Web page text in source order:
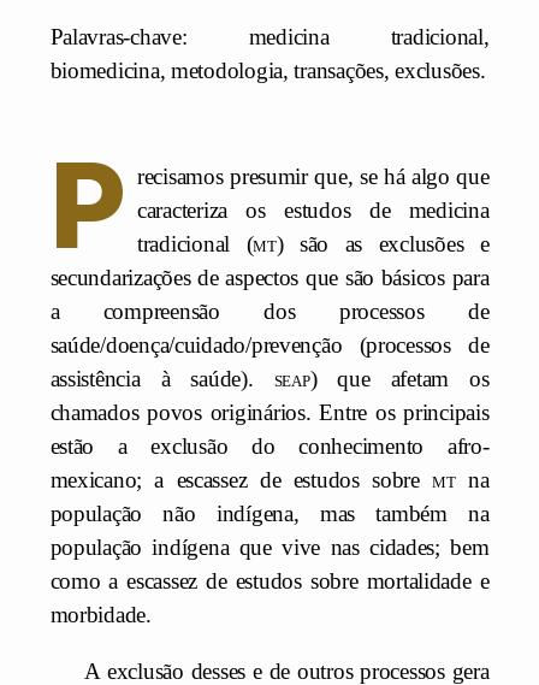
Palavras-chave: medicina tradicional,
biomedicina, metodologia, transações, exclusões.
P recisamos presumir que, se há algo que
caracteriza os estudos de medicina
tradicional (mt) são as exclusões e
secundarizações de aspectos que são básicos para
a compreensão dos processos de
saúde/doença/cuidado/prevenção (processos de
assistência à saúde). seap) que afetam os
chamados povos originários. Entre os principais
estão a exclusão do conhecimento afro-
mexicano; a escassez de estudos sobremtna
população não indígena, mas também na
população indígena que vive nas cidades; bem
como a escassez de estudos sobre mortalidade e
morbidade.
A exclusão desses e de outros processos gera